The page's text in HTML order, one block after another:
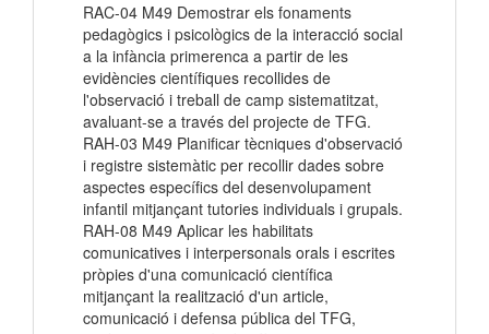
RAC-04 M49 Demostrar els fonaments
pedagògics i psicològics de la interacció social
a la infància primerenca a partir de les
evidències científiques recollides de
l'observació i treball de camp sistematitzat,
avaluant-se a través del projecte de TFG.
RAH-03 M49 Planificar tècniques d'observació
i registre sistemàtic per recollir dades sobre
aspectes específics del desenvolupament
infantil mitjançant tutories individuals i grupals.
RAH-08 M49 Aplicar les habilitats
comunicatives i interpersonals orals i escrites
pròpies d'una comunicació científica
mitjançant la realització d'un article,
comunicació i defensa pública del TFG,